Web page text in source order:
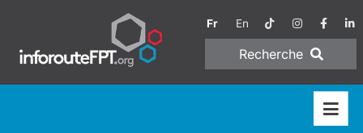
Fr En
Recherche